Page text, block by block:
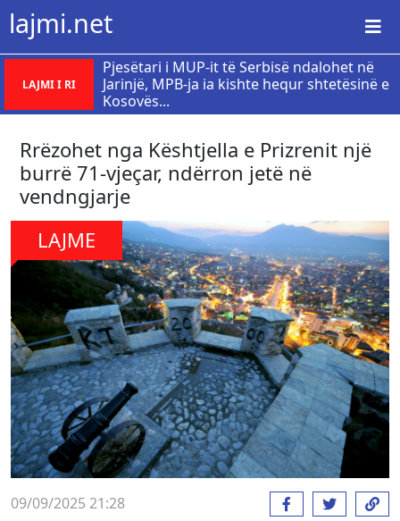
lajmi.net
LAJMI I RI
Pjesëtari i MUP-it të Serbisë ndalohet në
Jarinjë, MPB-ja ia kishte hequr shtetësinë e
Kosovës...
Rrëzohet nga Kështjella e Prizrenit një
burrë 71-vjeçar, ndërron jetë në
vendngjarje
LAJME
09/09/2025 21:28